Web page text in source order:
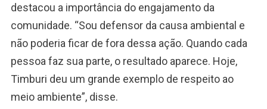
destacou a importância do engajamento da
comunidade. “Sou defensor da causa ambiental e
não poderia ficar de fora dessa ação. Quando cada
pessoa faz sua parte, o resultado aparece. Hoje,
Timburi deu um grande exemplo de respeito ao
meio ambiente”, disse.